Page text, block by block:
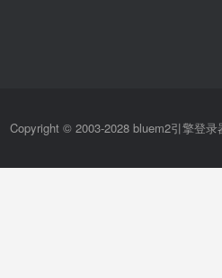
Copyright © 2003-2028 bluem2引擎登